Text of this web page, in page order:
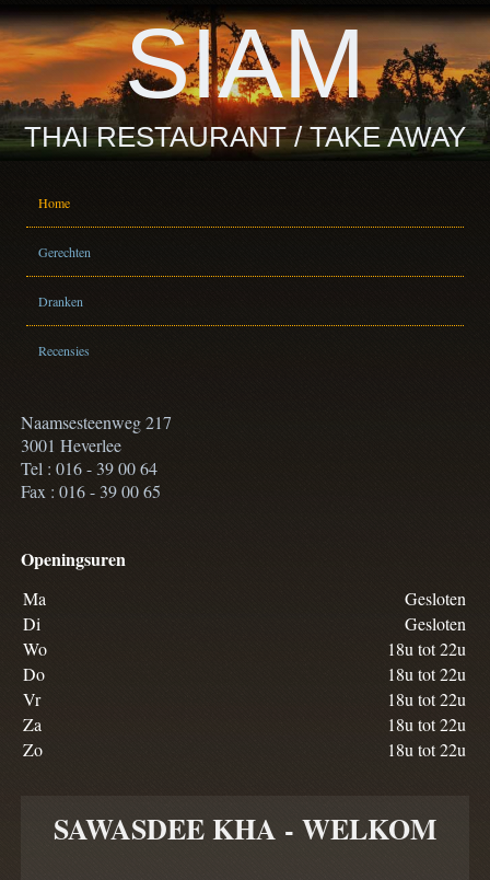
SIAM
THAI RESTAURANT / TAKE AWAY
Home
Gerechten
Dranken
Recensies
Naamsesteenweg 217
3001 Heverlee
Tel : 016 - 39 00 64
Fax : 016 - 39 00 65
Openingsuren
Ma
Gesloten
Di
Gesloten
Wo
18u tot 22u
Do
18u tot 22u
Vr
18u tot 22u
Za
18u tot 22u
Zo
18u tot 22u
SAWASDEE KHA - WELKOM